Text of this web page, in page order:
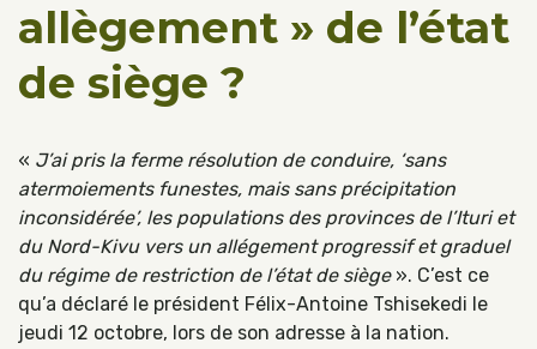
allègement » de l’état
de siège ?
« J’ai pris la ferme résolution de conduire, ‘sans
atermoiements funestes, mais sans précipitation
inconsidérée’, les populations des provinces de l’Ituri et
du Nord-Kivu vers un allégement progressif et graduel
du régime de restriction de l’état de siège ». C’est ce
qu’a déclaré le président Félix-Antoine Tshisekedi le
jeudi 12 octobre, lors de son adresse à la nation.